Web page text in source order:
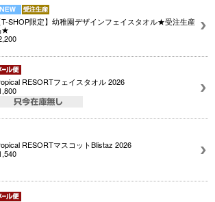
T-SHOP限定】幼稚園デザインフェイスタオル★受注生産
★
RESORTフェイスタオル 2026
RESORTマスコットBlistaz 2026